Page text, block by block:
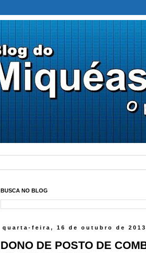
BUSCA NO BLOG
quarta-feira, 16 de outubro de 2013
DONO DE POSTO DE